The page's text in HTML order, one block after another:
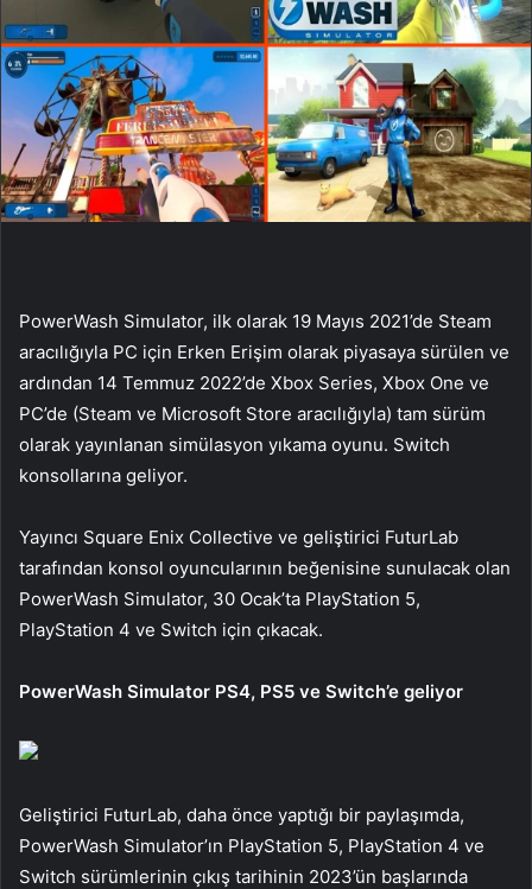
PowerWash Simulator, ilk olarak 19 Mayıs 2021’de Steam
aracılığıyla PC için Erken Erişim olarak piyasaya sürülen ve
ardından 14 Temmuz 2022’de Xbox Series, Xbox One ve
PC’de (Steam ve Microsoft Store aracılığıyla) tam sürüm
olarak yayınlanan simülasyon yıkama oyunu. Switch
konsollarına geliyor.
Yayıncı Square Enix Collective ve geliştirici FuturLab
tarafından konsol oyuncularının beğenisine sunulacak olan
PowerWash Simulator, 30 Ocak’ta PlayStation 5,
PlayStation 4 ve Switch için çıkacak.
PowerWash Simulator PS4, PS5 ve Switch’e geliyor
Geliştirici FuturLab, daha önce yaptığı bir paylaşımda,
PowerWash Simulator’ın PlayStation 5, PlayStation 4 ve
Switch sürümlerinin çıkış tarihinin 2023’ün başlarında